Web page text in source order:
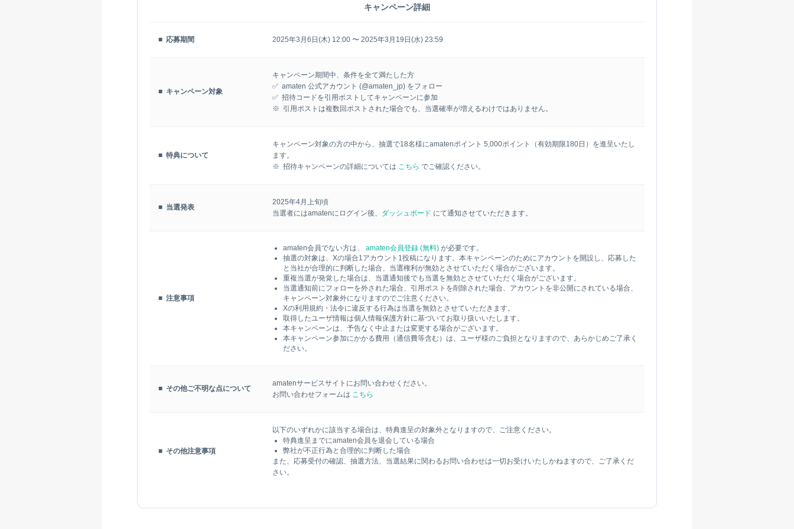
キャンペーン詳細
■ 応募期間 2025年3月6日(木) 12:00 〜 2025年3月19日(水) 23:59
■ キャンペーン対象
キャンペーン期間中、条件を全て満たした方
✅ amaten 公式アカウント (@amaten_jp) をフォロー
✅ 招待コードを引用ポストしてキャンペーンに参加
※ 引用ポストは複数回ポストされた場合でも、当選確率が増えるわけではありません。
■ 特典について
キャンペーン対象の方の中から、抽選で18名様にamatenポイント 5,000ポイント（有効期限180日）を進呈いたし
ます。
※ 招待キャンペーンの詳細については こちら でご確認ください。
■ 当選発表
2025年4月上旬頃
当選者にはamatenにログイン後、 ダッシュボード にて通知させていただきます。
■ 注意事項
amaten会員でない方は、 amaten会員登録 (無料) が必要です。
抽選の対象は、Xの場合1アカウント1投稿になります。本キャンペーンのためにアカウントを開設し、応募した
と当社が合理的に判断した場合、当選権利が無効とさせていただく場合がございます。
重複当選が発覚した場合は、当選通知後でも当選を無効とさせていただく場合がございます。
当選通知前にフォローを外された場合、引用ポストを削除された場合、アカウントを非公開にされている場合、
キャンペーン対象外になりますのでご注意ください。
Xの利用規約・法令に違反する行為は当選を無効とさせていただきます。
取得したユーザ情報は個人情報保護方針に基づいてお取り扱いいたします。
本キャンペーンは、予告なく中止または変更する場合がございます。
本キャンペーン参加にかかる費用（通信費等含む）は、ユーザ様のご負担となりますので、あらかじめご了承く
ださい。
■ その他ご不明な点について
amatenサービスサイトにお問い合わせください。
お問い合わせフォームは こちら
■ その他注意事項
以下のいずれかに該当する場合は、特典進呈の対象外となりますので、ご注意ください。
特典進呈までにamaten会員を退会している場合
弊社が不正行為と合理的に判断した場合
また、応募受付の確認、抽選方法、当選結果に関わるお問い合わせは一切お受けいたしかねますので、ご了承くだ
さい。